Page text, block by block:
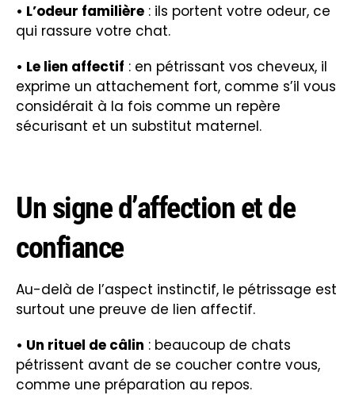
• L’odeur familière : ils portent votre odeur, ce
qui rassure votre chat.
• Le lien affectif : en pétrissant vos cheveux, il
exprime un attachement fort, comme s’il vous
considérait à la fois comme un repère
sécurisant et un substitut maternel.
Un signe d’affection et de
confiance
Au-delà de l’aspect instinctif, le pétrissage est
surtout une preuve de lien affectif.
• Un rituel de câlin : beaucoup de chats
pétrissent avant de se coucher contre vous,
comme une préparation au repos.